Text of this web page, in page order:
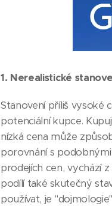
1. Nerealistické
Stanovení příliš vysoké
potenciální kupce.
nízká cena může
porovnání s
prodejích cen, vychází
podílí také skutečný
používat, je